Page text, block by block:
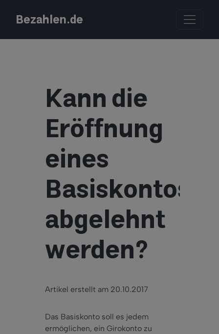
Bezahlen.de
Kann die
Eröffnung
eines
Basiskontos
abgelehnt
werden?
Artikel erstellt am 20.10.2017
Das Basiskonto soll es jedem
ermöglichen, ein Girokonto zu